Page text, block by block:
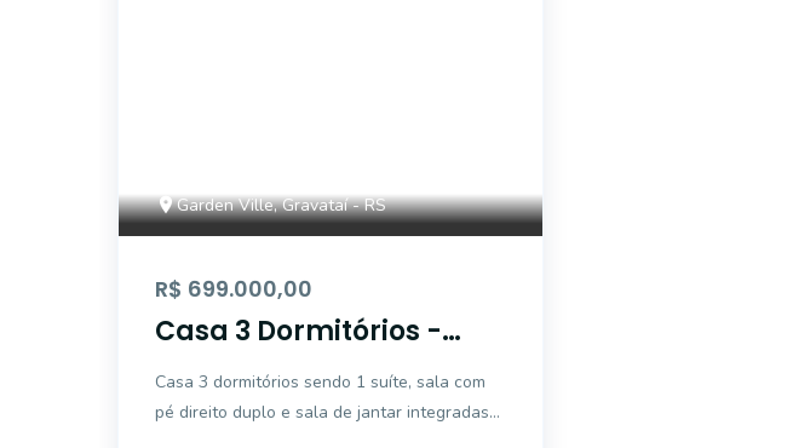
Garden Ville, Gravataí - RS
R$ 699.000,00
Casa 3 Dormitórios -
Garden Ville
Casa 3 dormitórios sendo 1 suíte, sala com
pé direito duplo e sala de jantar integradas